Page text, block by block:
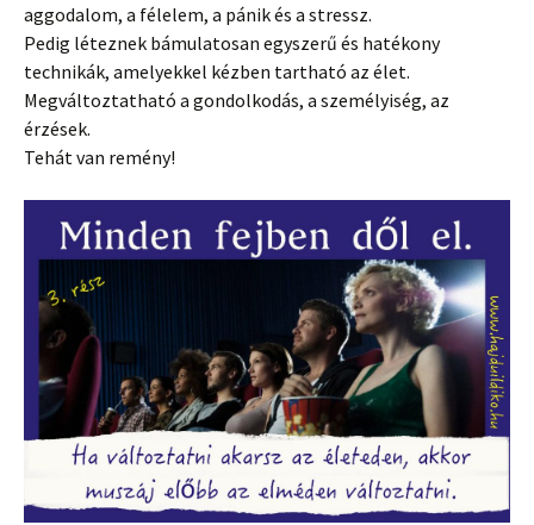
aggodalom, a félelem, a pánik és a stressz.
Pedig léteznek bámulatosan egyszerű és hatékony
technikák, amelyekkel kézben tartható az élet.
Megváltoztatható a gondolkodás, a személyiség, az
érzések.
Tehát van remény!